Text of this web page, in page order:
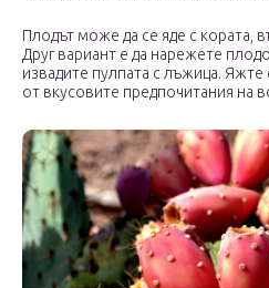
Плодът може да се яде с кората,
Друг вариант е да нарежете
извадите пулпата с лъжица.
от вкусовите предпочитания на